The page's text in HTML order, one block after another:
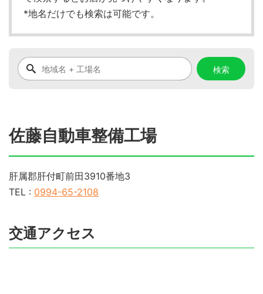
*地名だけでも検索は可能です。
佐藤自動車整備工場
肝属郡肝付町前田3910番地3
TEL : 0994-65-2108
交通アクセス